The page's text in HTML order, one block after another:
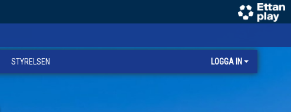
STYRELSEN LOGGA IN